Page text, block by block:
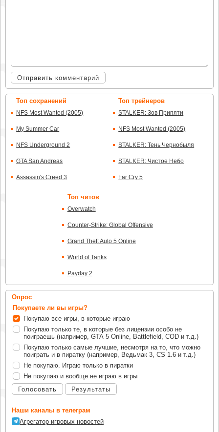
Топ сохранений
NFS Most Wanted (2005)
My Summer Car
NFS Underground 2
GTA San Andreas
Assassin's Creed 3
Топ трейнеров
STALKER: Зов Припяти
NFS Most Wanted (2005)
STALKER: Тень Чернобыля
STALKER: Чистое Небо
Far Cry 5
Топ читов
Overwatch
Counter-Strike: Global Offensive
Grand Theft Auto 5 Online
World of Tanks
Payday 2
Отправить комментарий
Опрос
Покупаете ли вы игры?
Покупаю все игры, в которые играю
Покупаю только те, в которые без лицензии особо не
поиграешь (например, GTA 5 Online, Battlefield, COD и т.д.)
Покупаю только самые лучшие, несмотря на то, что можно
поиграть и в пиратку (например, Ведьмак 3, CS 1.6 и т.д.)
Не покупаю. Играю только в пиратки
Не покупаю и вообще не играю в игры
Голосовать
Результаты
Наши каналы в телеграм
Агрегатор игровых новостей